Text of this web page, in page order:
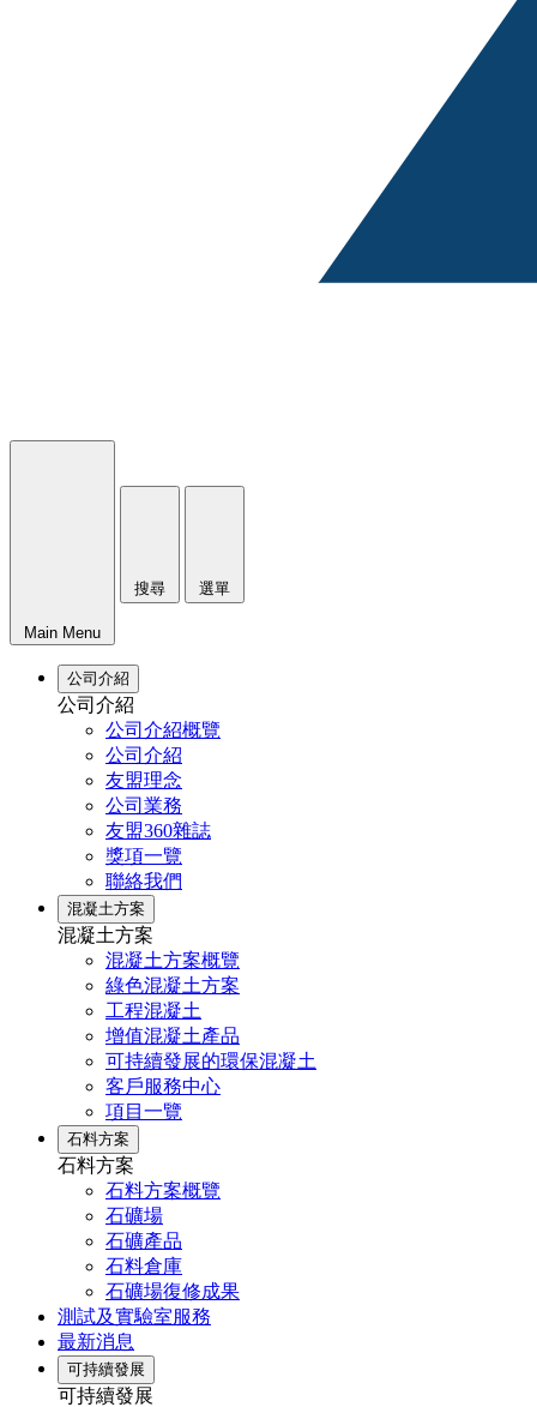
Main Menu
搜尋 選單
公司介紹
公司介紹
公司介紹概覽
公司介紹
友盟理念
公司業務
友盟360雜誌
獎項一覽
聯絡我們
混凝土方案
混凝土方案
混凝土方案概覽
綠色混凝土方案
工程混凝土
增值混凝土產品
可持續發展的環保混凝土
客戶服務中心
項目一覽
石料方案
石料方案
石料方案概覽
石礦場
石礦產品
石料倉庫
石礦場復修成果
測試及實驗室服務
最新消息
可持續發展
可持續發展